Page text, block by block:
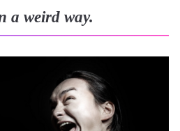
a weird way.